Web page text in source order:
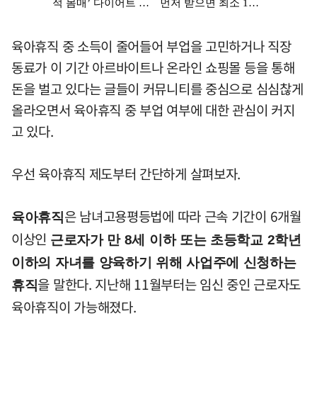
육아휴직 중 소득이 줄어들어 부업을 고민하거나 직장
동료가 이 기간 아르바이트나 온라인 쇼핑몰 등을 통해
돈을 벌고 있다는 글들이 커뮤니티를 중심으로 심심찮게
올라오면서 육아휴직 중 부업 여부에 대한 관심이 커지
고 있다.
우선 육아휴직 제도부터 간단하게 살펴보자.
육아휴직은 남녀고용평등법에 따라 근속 기간이 6개월
이상인 근로자가 만 8세 이하 또는 초등학교 2학년
이하의 자녀를 양육하기 위해 사업주에 신청하는
휴직을 말한다. 지난해 11월부터는 임신 중인 근로자도
육아휴직이 가능해졌다.